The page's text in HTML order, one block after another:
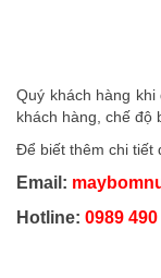
Quý khách hàng
khách hàng, chế độ
Để biết thêm chi tiết
Email:
Hotline: 0989